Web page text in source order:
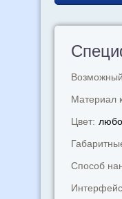
Материал
Цвет:
Способ